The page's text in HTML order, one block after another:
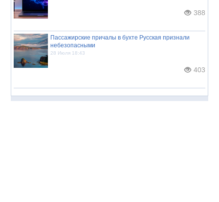
388
Пассажирские причалы в бухте Русская признали
небезопасными
28 Июля 18:43
403